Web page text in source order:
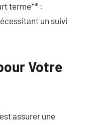
terme** :
un suivi
Votre
assurer une